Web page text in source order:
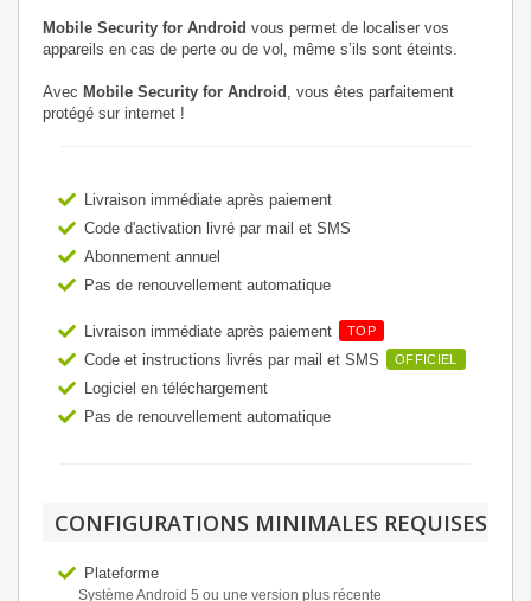
Mobile Security for Android vous permet de localiser vos
appareils en cas de perte ou de vol, même s’ils sont éteints.
Avec Mobile Security for Android , vous êtes parfaitement
protégé sur internet !
Livraison immédiate après paiement
Code d'activation livré par mail et SMS
Abonnement annuel
Pas de renouvellement automatique
Livraison immédiate après paiement TOP
Code et instructions livrés par mail et SMS OFFICIEL
Logiciel en téléchargement
Pas de renouvellement automatique
CONFIGURATIONS MINIMALES REQUISES
Plateforme
Système Android 5 ou une version plus récente